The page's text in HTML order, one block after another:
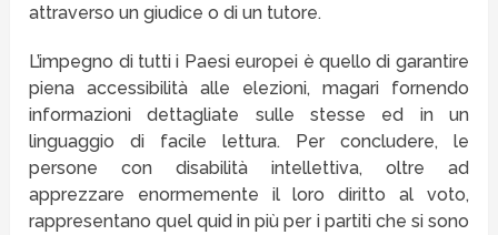
attraverso un giudice o di un tutore.
L’impegno di tutti i Paesi europei è quello di garantire
piena accessibilità alle elezioni, magari fornendo
informazioni dettagliate sulle stesse ed in un
linguaggio di facile lettura. Per concludere, le
persone con disabilità intellettiva, oltre ad
apprezzare enormemente il loro diritto al voto,
rappresentano quel quid in più per i partiti che si sono